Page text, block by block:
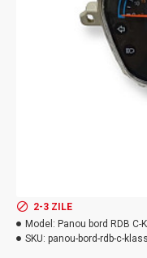
2-3 ZILE
Model: Panou bord RDB C-
SKU: panou-bord-rdb-c-klass